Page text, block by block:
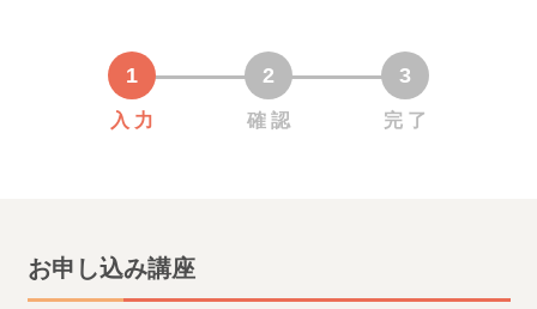
入 力 確 認 完 了
お申し込み講座